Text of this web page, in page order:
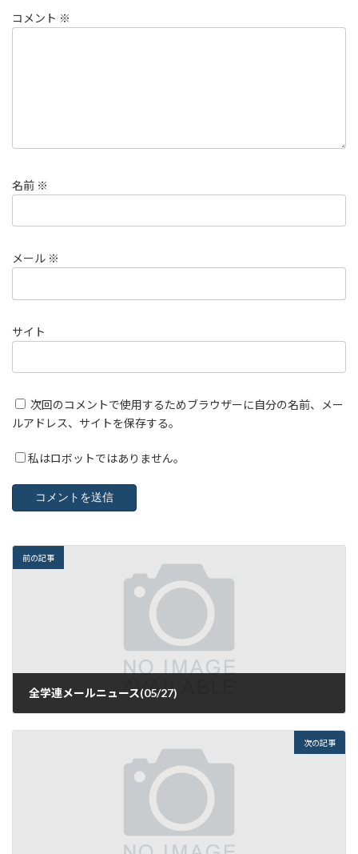
コメント ※
名前 ※
メール ※
サイト
次回のコメントで使用するためブラウザーに自分の名前、メー
ルアドレス、サイトを保存する。
私はロボットではありません。
前の記事
全学連メールニュース(05/27)
次の記事